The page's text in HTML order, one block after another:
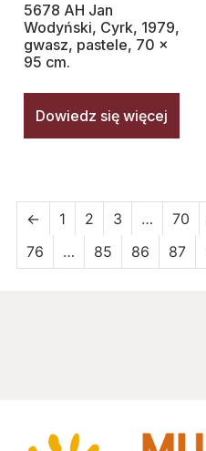
5678 AH Jan
Wodyński, Cyrk, 1979,
gwasz, pastele, 70 x
95 cm.
Dowiedz się więcej
← 1 2 3 … 70
76
… 85 86 87